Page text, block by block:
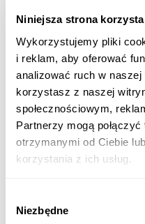
Niniejsza strona
Wykorzystujemy pliki
i reklam, aby oferować
analizować ruch w
korzystasz z naszej
społecznościowym,
Partnerzy mogą
otrzymanymi od Ciebie
korzystania z ich usług.
zgody
Niezbędne